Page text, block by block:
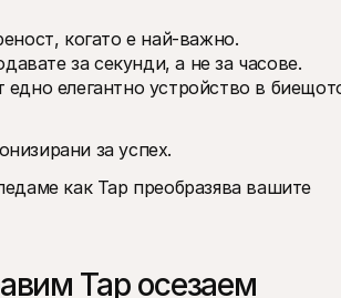
когато е най-важно.
за секунди, а не за часове.
елегантно устройство в
за успех.
как Tap преобразява вашите
Tap осезаем